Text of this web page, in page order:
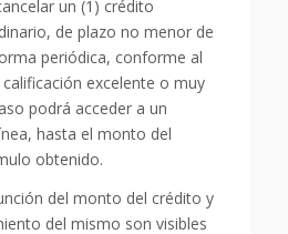
un (1) crédito
de plazo no menor de
periódica, conforme al
excelente o muy
podrá acceder a un
hasta el monto del
obtenido.
del monto del crédito y
del mismo son visibles